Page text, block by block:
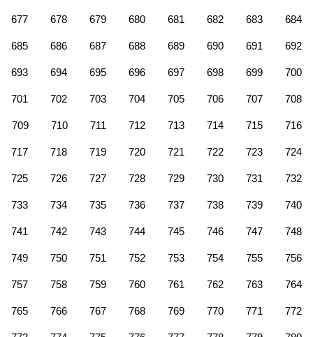
677 678 679 680 681 682 683 684
685 686 687 688 689 690 691 692
693 694 695 696 697 698 699 700
701 702 703 704 705 706 707 708
709 710 711 712 713 714 715 716
717 718 719 720 721 722 723 724
725 726 727 728 729 730 731 732
733 734 735 736 737 738 739 740
741 742 743 744 745 746 747 748
749 750 751 752 753 754 755 756
757 758 759 760 761 762 763 764
765 766 767 768 769 770 771 772